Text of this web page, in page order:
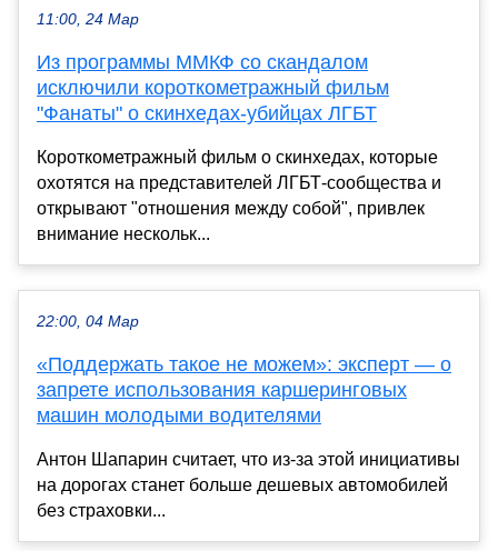
11:00, 24 Мар
Из программы ММКФ со скандалом
исключили короткометражный фильм
"Фанаты" о скинхедах-убийцах ЛГБТ
Короткометражный фильм о скинхедах, которые
охотятся на представителей ЛГБТ-сообщества и
открывают "отношения между собой", привлек
внимание нескольк...
22:00, 04 Мар
«Поддержать такое не можем»: эксперт — о
запрете использования каршеринговых
машин молодыми водителями
Антон Шапарин считает, что из-за этой инициативы
на дорогах станет больше дешевых автомобилей
без страховки...